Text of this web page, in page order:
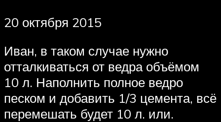
20 октября 2015
Иван, в таком случае нужно
отталкиваться от ведра объёмом
10 л. Наполнить полное ведро
песком и добавить 1/3 цемента, всё
перемешать будет 10 л. или.